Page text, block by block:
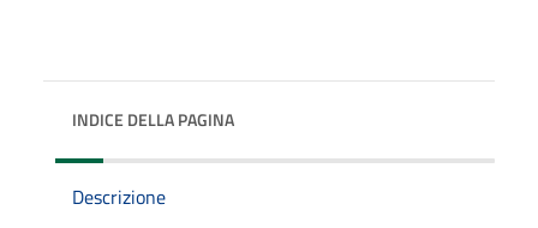
INDICE DELLA PAGINA
Descrizione